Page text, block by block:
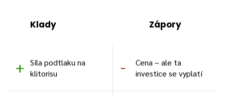
Klady Zápory
Síla podtlaku na
klitorisu
Cena – ale ta
investice se vyplatí